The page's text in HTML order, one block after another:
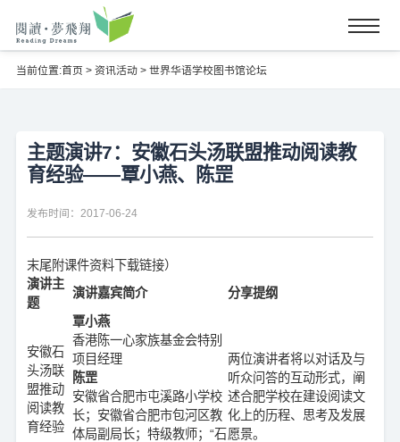
当前位置:首页 > 资讯活动> 世界华语学校图书馆论坛
主题演讲7：安徽石头汤联盟推动阅读教
育经验——覃小燕、陈罡
发布时间：2017-06-24
末尾附课件资料下载链接）
演讲主
题
演讲嘉宾简介 分享提纲
安徽石
头汤联
盟推动
阅读教
育经验
覃小燕
香港陈一心家族基金会特别
项目经理
两位演讲者将以对话及与
听众问答的互动形式，阐
述合肥学校在建设阅读文
化上的历程、思考及发展
愿景。
陈罡
安徽省合肥市屯溪路小学校
长；安徽省合肥市包河区教
体局副局长；特级教师；“石